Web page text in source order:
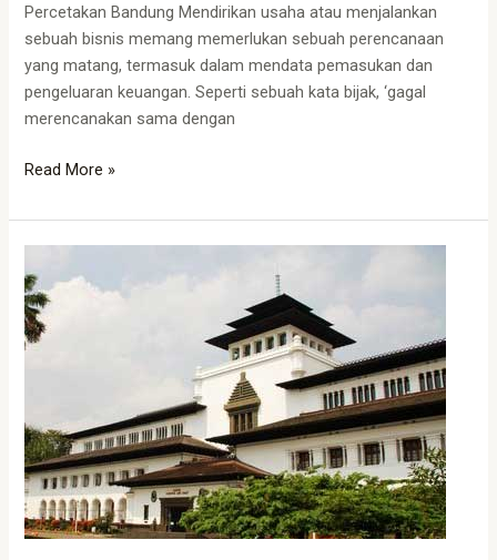
Percetakan Bandung Mendirikan usaha atau menjalankan
sebuah bisnis memang memerlukan sebuah perencanaan
yang matang, termasuk dalam mendata pemasukan dan
pengeluaran keuangan. Seperti sebuah kata bijak, ‘gagal
merencanakan sama dengan
Read More »
Bandung